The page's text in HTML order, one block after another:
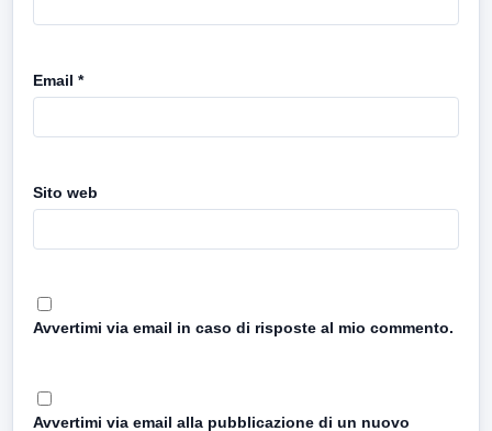
Email *
Sito web
Avvertimi via email in caso di risposte al mio commento.
Avvertimi via email alla pubblicazione di un nuovo